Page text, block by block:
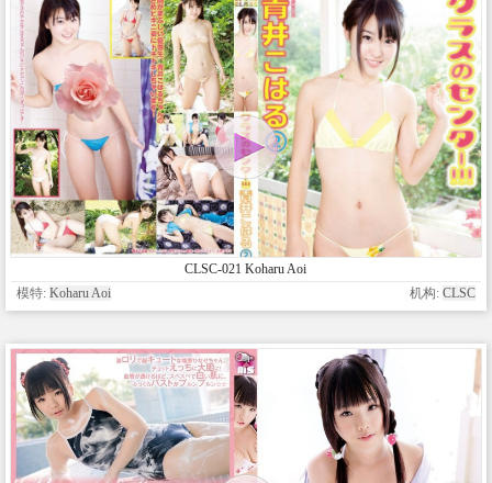
CLSC-021 Koharu Aoi
模特: Koharu Aoi 机构: CLSC